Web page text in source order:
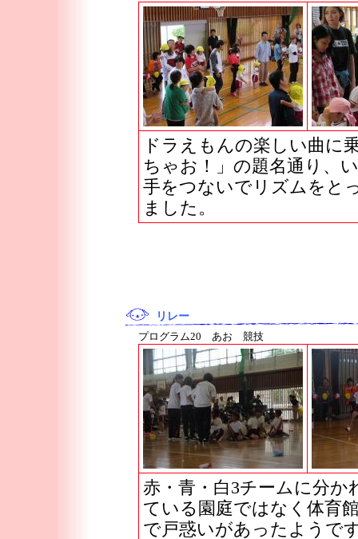
ドラえもんの楽しい曲に
ちゃお！」の題名通り、
手をつないでリズムをと
ました。
リレー
プログラム20 あお 競技
赤・青・白3チームに分
ている園庭ではなく体育
で戸惑いがあったようで